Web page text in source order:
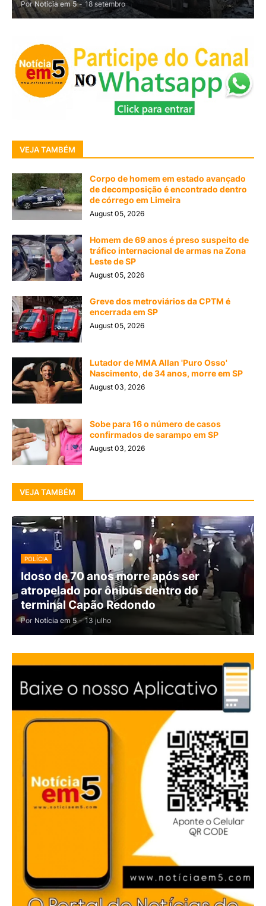
Por Notícia em 5 - 18 setembro
VEJA TAMBÉM
Corpo de homem em estado avançado
de decomposição é encontrado dentro
de córrego em Limeira
August 05, 2026
Homem de 69 anos é preso suspeito de
tráfico internacional de armas na Zona
Leste de SP
August 05, 2026
Greve dos metroviários da CPTM é
encerrada em SP
August 05, 2026
Lutador de MMA Allan 'Puro Osso'
Nascimento, de 34 anos, morre em SP
August 03, 2026
Sobe para 16 o número de casos
confirmados de sarampo em SP
August 03, 2026
VEJA TAMBÉM
POLÍCIA
Idoso de 70 anos morre após ser
atropelado por ônibus dentro do
terminal Capão Redondo
Por Notícia em 5 - 13 julho